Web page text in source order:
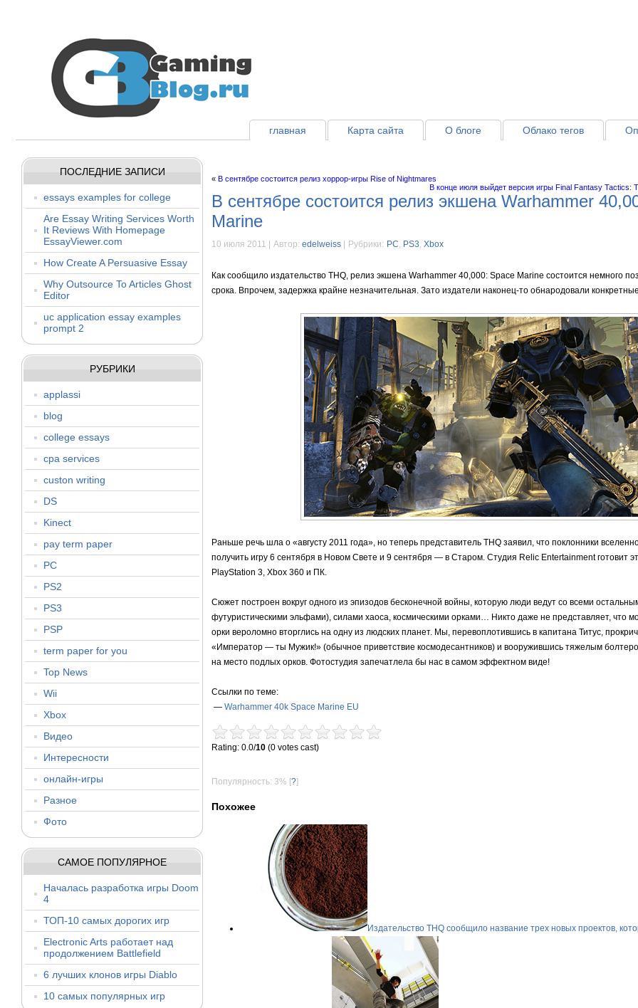
главная Карта сайта О блоге Облако тегов
ПОСЛЕДНИЕ ЗАПИСИ
essays examples for college
Are Essay Writing Services Worth
It Reviews With Homepage
EssayViewer.com
How Create A Persuasive Essay
Why Outsource To Articles Ghost
Editor
uc application essay examples
prompt 2
РУБРИКИ
applassi
blog
college essays
cpa services
custon writing
DS
Kinect
pay term paper
PC
PS2
PS3
PSP
term paper for you
Top News
Wii
Xbox
Видео
Интересности
онлайн-игры
Разное
Фото
САМОЕ ПОПУЛЯРНОЕ
Началась разработка игры Doom
4
ТОП-10 самых дорогих игр
Electronic Arts работает над
продолжением Battlefield
6 лучших клонов игры Diablo
10 самых популярных игр
« В сентябре состоится релиз хоррор-игры Rise of Nightmares
В конце июля выйдет версия игры Final Fantasy Tactics:
В сентябре состоится релиз экшена Warhammer
Marine
10 июля 2011 | Автор: edelweiss Рубрики: PC, PS3, Xbox
Как сообщило издательство THQ, релиз экшена Warhammer 40,000: Space Marine состоится немного
срока. Впрочем, задержка крайне незначительная. Зато издатели наконец-то обнародовали
Раньше речь шла о «августу 2011 года», но теперь представитель THQ заявил, что поклонники
получить игру 6 сентября в Новом Свете и 9 сентября — в Старом. Студия Relic Entertainment готовит
PlayStation 3, Xbox 360 и ПК.
Сюжет построен вокруг одного из эпизодов бесконечной войны, которую люди ведут со всеми
футуристическими эльфами), силами хаоса, космическими орками… Никто даже не представляет, что
орки вероломно вторглись на одну из людских планет. Мы, перевоплотившись в капитана Титус,
«Император — ты Мужик!» (обычное приветствие космодесантников) и вооружившись тяжелым
на место подлых орков. Фотостудия запечатлела бы нас в самом эффектном виде!
Ссылки по теме:
— Warhammer 40k Space Marine EU
Rating: 0.0/10 (0 votes cast)
Популярность: 3% [?]
Похожее
Издательство THQ сообщило название трех новых проектов,